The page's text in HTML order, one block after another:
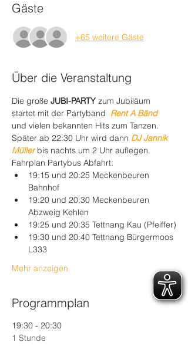
Gäste
+65 weitere Gäste
Über die Veranstaltung
Die große JUBI-PARTY zum Jubiläum
startet mit der Partyband Rent A Bänd
und vielen bekannten Hits zum Tanzen.
Später ab 22:30 Uhr wird dann DJ Jannik
Müller bis nachts um 2 Uhr auflegen.
Fahrplan Partybus Abfahrt:
19:15 und 20:25 Meckenbeuren
Bahnhof
19:20 und 20:30 Meckenbeuren
Abzweig Kehlen
19:25 und 20:35 Tettnang Kau (Pfeiffer)
19:30 und 20:40 Tettnang Bürgermoos
L333
Mehr anzeigen
Programmplan
19:30 - 20:30
1 Stunde